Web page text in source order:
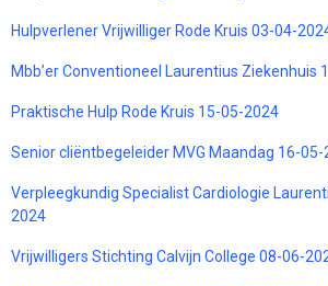
Hulpverlener Vrijwilliger Rode Kruis 03-04-
Mbb’er Conventioneel Laurentius Ziekenhuis
Praktische Hulp Rode Kruis 15-05-2024
Senior cliëntbegeleider MVG Maandag 16-05-
Verpleegkundig Specialist Cardiologie
2024
Vrijwilligers Stichting Calvijn College 08-06-